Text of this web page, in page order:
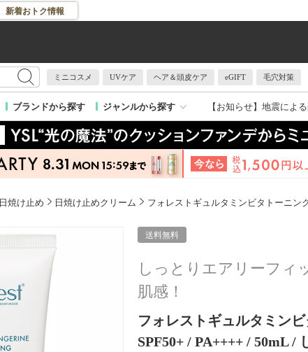
新着おトク情報
ミニコスメ UVケア ヘア＆頭皮ケア eGIFT 毛穴対策
ブランドから探す ジャンルから探す 【お知らせ】 地震によ
日焼け止め 日焼け止めクリーム フォレストギュルタミンビタトーニン
送料無料
しっとりエアリーフィ
肌感！
フォレストギュルタミン
SPF50+ / PA++++ / 50mL